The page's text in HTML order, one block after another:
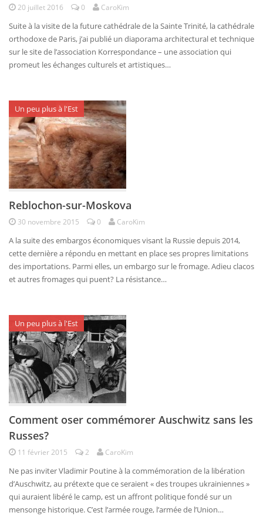
20 juillet 2016 0 CaroKim
Suite à la visite de la future cathédrale de la Sainte Trinité, la cathédrale
orthodoxe de Paris, j’ai publié un diaporama architectural et technique
sur le site de l’association Korrespondance – une association qui
promeut les échanges culturels et artistiques…
Un peu plus à l'Est
Reblochon-sur-Moskova
30 novembre 2015 0 CaroKim
A la suite des embargos économiques visant la Russie depuis 2014,
cette dernière a répondu en mettant en place ses propres limitations
des importations. Parmi elles, un embargo sur le fromage. Adieu clacos
et autres fromages qui puent? La résistance…
Un peu plus à l'Est
Comment oser commémorer Auschwitz sans les
Russes?
11 février 2015 2 CaroKim
Ne pas inviter Vladimir Poutine à la commémoration de la libération
d’Auschwitz, au prétexte que ce seraient « des troupes ukrainiennes »
qui auraient libéré le camp, est un affront politique fondé sur un
mensonge historique. C’est l’armée rouge, l’armée de l’Union…